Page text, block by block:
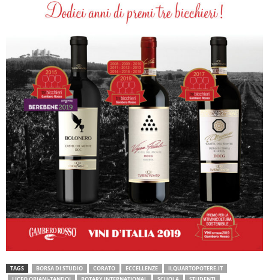
TAGS BORSA DI STUDIO CORATO ECCELLENZE
ILQUARTOPOTERE.IT